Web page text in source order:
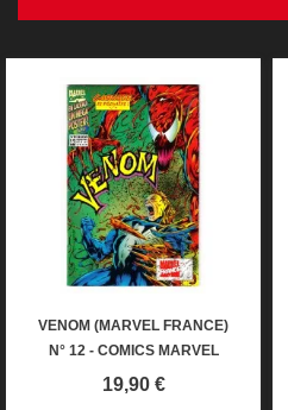
VENOM (MARVEL FRANCE)
N° 12 - COMICS MARVEL
Prix
19,90 €